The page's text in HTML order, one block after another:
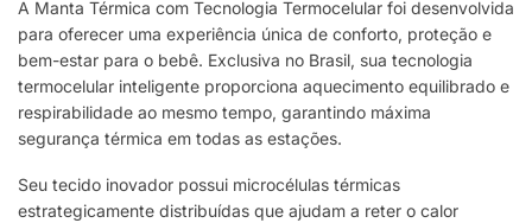
A Manta Térmica com Tecnologia Termocelular foi desenvolvida
para oferecer uma experiência única de conforto, proteção e
bem-estar para o bebê. Exclusiva no Brasil, sua tecnologia
termocelular inteligente proporciona aquecimento equilibrado e
respirabilidade ao mesmo tempo, garantindo máxima
segurança térmica em todas as estações.
Seu tecido inovador possui microcélulas térmicas
estrategicamente distribuídas que ajudam a reter o calor